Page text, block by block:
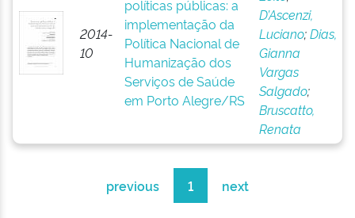
2014-
10
políticas públicas: a
implementação da
Política Nacional de
Humanização dos
Serviços de Saúde
em Porto Alegre/RS
D’Ascenzi,
Luciano;Dias,
Gianna
Vargas
Salgado;
Bruscatto,
Renata
previous 1 next